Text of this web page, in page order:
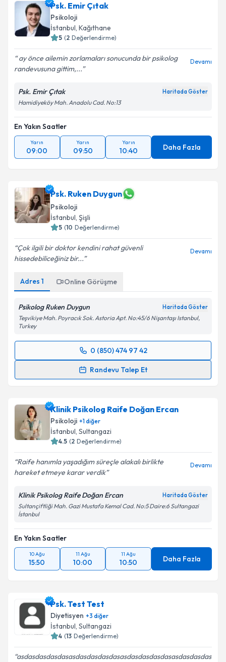
Psk. Emir Çıtak
Psikoloji
İstanbul, Kağıthane
5 (2 Değerlendirme)
ay önce ailemin zorlamaları sonucunda bir psikolog
randevusuna gittim,...
Devamı
Psk. Emir Çıtak Haritada Göster
Hamidiyeköy Mah. Anadolu Cad. No:13
En Yakın Saatler
Yarın
09:00
Yarın
09:50
Yarın
10:40 Daha Fazla
Psk. Ruken Duygun
Psikoloji
İstanbul, Şişli
5 (10 Değerlendirme)
Çok ilgili bir doktor kendini rahat güvenli
hissedebiliceğiniz bir...
Devamı
Adres 1 Online Görüşme
Psikolog Ruken Duygun Haritada Göster
Teşvikiye Mah. Poyracık Sok. Astoria Apt. No:45/6 Nişantaşı Istanbul,
Turkey
0 (850) 474 97 42
Randevu Talep Et
Randevu Takvimi Talebi
takvim hazırlandığında e-posta ile bilgilendireceğiz.
E-posta Adresiniz
Kişisel verilerimin işlenmesine ilişkin
kapsamda işlenmesini kabul ediyorum.
Takvim Talebini Gönder
Klinik Psikolog Raife Doğan Ercan
Psikoloji +1diğer
İstanbul, Sultangazi
4.5 (2 Değerlendirme)
Raife hanımla yaşadığım süreçle alakalı birlikte
hareket etmeye karar verdik
Devamı
Klinik Psikolog Raife Doğan Ercan Haritada Göster
Sultançiftliği Mah. Gazi Mustafa Kemal Cad. No:5 Daire:6 Sultangazi
İstanbul
En Yakın Saatler
10 Ağu
15:50
11 Ağu
10:00
11 Ağu
10:50 Daha Fazla
Psk. Test Test
Diyetisyen +3 diğer
İstanbul, Sultangazi
4 (13 Değerlendirme)
asdasdasdasdasasdasdasdasdasasdasdasdasdasasdasdasdas